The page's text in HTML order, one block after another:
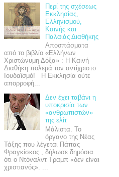
Περί της σχέσεως
Εκκλησίας,
Ελληνισμού,
Καινής και
Παλαιάς Διαθήκης
Αποσπάσματα
από το βιβλίο «Ελλήνων
Χριστώνυμη Δόξα» : Η Καινή
Διαθήκη πολεμά τον αντίχριστο
Ιουδαϊσμό! Η Εκκλησία ούτε
απορροφή...
Δεν έχει ταβάνι η
υποκρισία των
«ανθρωπιστών»
της ελίτ
Μάλιστα. Το
όργανο της Νέας
Τάξης που λέγεται Πάπας
Φραγκίσκος , δήλωσε δημόσια
ότι ο Ντόναλντ Τραμπ «δεν είναι
χριστιανός». ...